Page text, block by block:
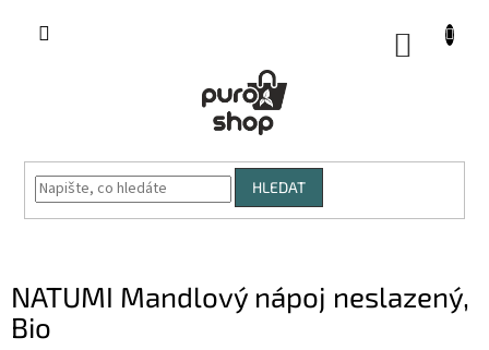
HLEDAT
NATUMI Mandlový nápoj neslazený,
Bio